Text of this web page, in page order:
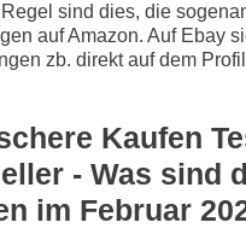
sind dies, die
auf Amazon. Auf Ebay
zb. direkt auf dem
Kaufen
- Was sind
im Februar